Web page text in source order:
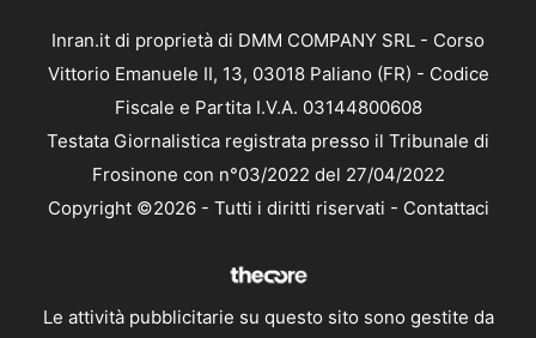
Inran.it di proprietà di DMM COMPANY SRL - Corso
Vittorio Emanuele II, 13, 03018 Paliano (FR) - Codice
Fiscale e Partita I.V.A. 03144800608
Testata Giornalistica registrata presso il Tribunale di
Frosinone con n°03/2022 del 27/04/2022
Copyright ©2026 - Tutti i diritti riservati - Contattaci
Le attività pubblicitarie su questo sito sono gestite da